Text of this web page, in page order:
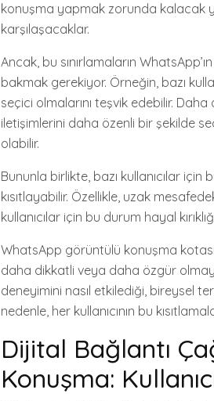
konuşma yapmak zorunda kalacak
karşılaşacaklar.
Ancak, bu sınırlamaların
bakmak gerekiyor. Örneğin, bazı
seçici olmalarını teşvik edebilir.
iletişimlerini daha özenli bir şekilde
olabilir.
Bununla birlikte, bazı kullanıcılar
kısıtlayabilir. Özellikle, uzak
kullanıcılar için bu durum hayal
WhatsApp görüntülü konuşma kotası,
daha dikkatli veya daha özgür olmaya
deneyimini nasıl etkilediği, bireysel
nedenle, her kullanıcının bu
Dijital Bağlantı
Konuşma: